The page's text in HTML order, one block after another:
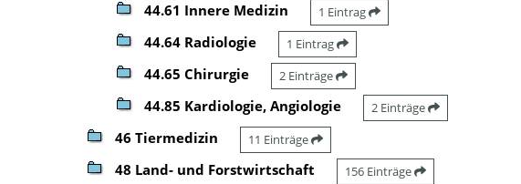
44.61 Innere Medizin 1 Eintrag
44.64 Radiologie 1 Eintrag
44.65 Chirurgie 2 Einträge
44.85 Kardiologie, Angiologie 2 Einträge
46 Tiermedizin 11 Einträge
48 Land- und Forstwirtschaft 156 Einträge